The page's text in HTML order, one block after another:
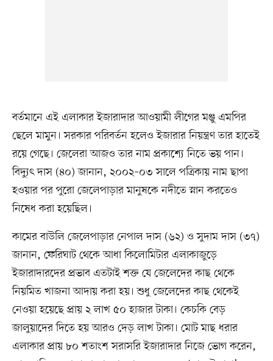
বর্তমানে এই এলাকার ইজারাদার আওয়ামী লীগের মঞ্জু এমপির
ছেলে মামুন। সরকার পরিবর্তন হলেও ইজারার নিয়ন্ত্রণ তার হাতেই
রয়ে গেছে। জেলেরা আজও তার নাম প্রকাশ্যে নিতে ভয় পান।
বিদ্যুৎ দাস (৪০) জানান, ২০০২–০৩ সালে পত্রিকায় নাম ছাপা
হওয়ার পর পুরো জেলেপাড়ার মানুষকে নদীতে স্নান করতেও
নিষেধ করা হয়েছিল।
কামের বাউলি জেলেপাড়ার নেপাল দাস (৬২) ও সুদাম দাস (৩৭)
জানান, ফেরিঘাট থেকে আধা কিলোমিটার এলাকাজুড়ে
ইজারাদারদের প্রভাব এতটাই শক্ত যে জেলেদের কাছ থেকে
নিয়মিত খাজনা আদায় করা হয়। শুধু জেলেদের কাছ থেকেই
নেওয়া হয়েছে প্রায় ২ লাখ ৫০ হাজার টাকা। কেচকি বেড়
জালুয়াদের দিতে হয় আরও দেড় লাখ টাকা। মোট মাছ ধরার
এলাকার প্রায় ৮০ শতাংশ সরাসরি ইজারাদার নিজে ভোগ করেন,